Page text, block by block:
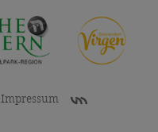
Impressum